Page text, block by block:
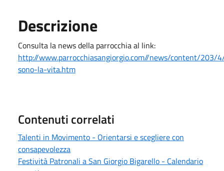
Descrizione
Consulta la news della parrocchia al link:
http://www.parrocchiasangiorgio.com//news/content/203/
sono-la-vita.htm
Contenuti correlati
Talenti in Movimento - Orientarsi e scegliere con
consapevolezza
Festività Patronali a San Giorgio Bigarello - Calendario